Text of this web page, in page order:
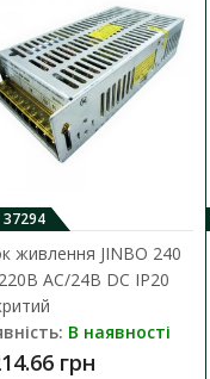
живлення JINBO 240
AC/24В DC IP20
В наявності
грн